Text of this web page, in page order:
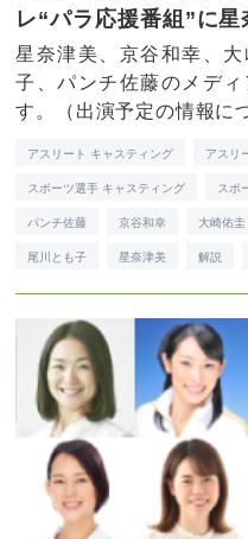
レ“パラ応援番組”に星
星奈津美、京谷和幸、
子、パンチ佐藤のメデ
す。（出演予定の情報に
アスリート キャスティング アスリ
スポーツ選手 キャスティング スポ
パンチ佐藤 京谷和幸 大崎佑圭
尾川とも子 星奈津美 解説